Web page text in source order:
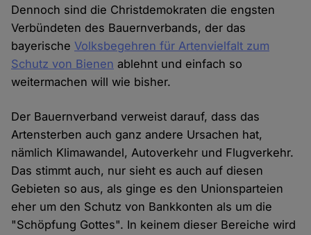
Dennoch sind die Christdemokraten die engsten
Verbündeten des Bauernverbands, der das
bayerischeVolksbegehren für Artenvielfalt zum
Schutz von Bienen ablehnt und einfach so
weitermachen will wie bisher.
Der Bauernverband verweist darauf, dass das
Artensterben auch ganz andere Ursachen hat,
nämlich Klimawandel, Autoverkehr und Flugverkehr.
Das stimmt auch, nur sieht es auch auf diesen
Gebieten so aus, als ginge es den Unionsparteien
eher um den Schutz von Bankkonten als um die
"Schöpfung Gottes". In keinem dieser Bereiche wird